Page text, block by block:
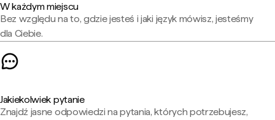
W każdym miejscu
Bez względu na to, gdzie jesteś i jaki język mówisz, jesteśmy
dla Ciebie.
Jakiekolwiek pytanie
Znajdź jasne odpowiedzi na pytania, których potrzebujesz,